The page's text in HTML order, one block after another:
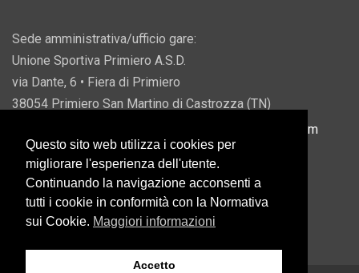
Sede amministrativa/ufficio gare:
Unione Sportiva Primiero A.S.D.
via Dante, 6 • Fiera di Primiero
38054 Primiero San Martino di Castrozza (TN)
info@usprimiero.com
Vantaggi da Pubblica Amministrazione
Questo sito web utilizza i cookies per
migliorare l'esperienza dell'utente.
Continuando la navigazione acconsenti a
tutti i cookie in conformità con la Normativa
sui Cookie. Maggiori informazioni
Accetto